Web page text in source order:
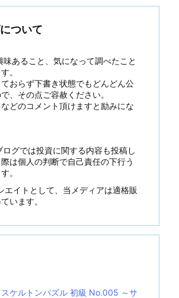
ついて
あること、気になって調べたこと
。
おらず下書き状態でもどんどん公
、その点ご容赦ください。
どのコメント頂けますと励みにな
グでは投資に関する内容も投稿し
は個人の判断で自己責任の下行う
。
エイトとして、当メディアは適格販
います。
スケルトンパズル 初級 No.005 ～サ